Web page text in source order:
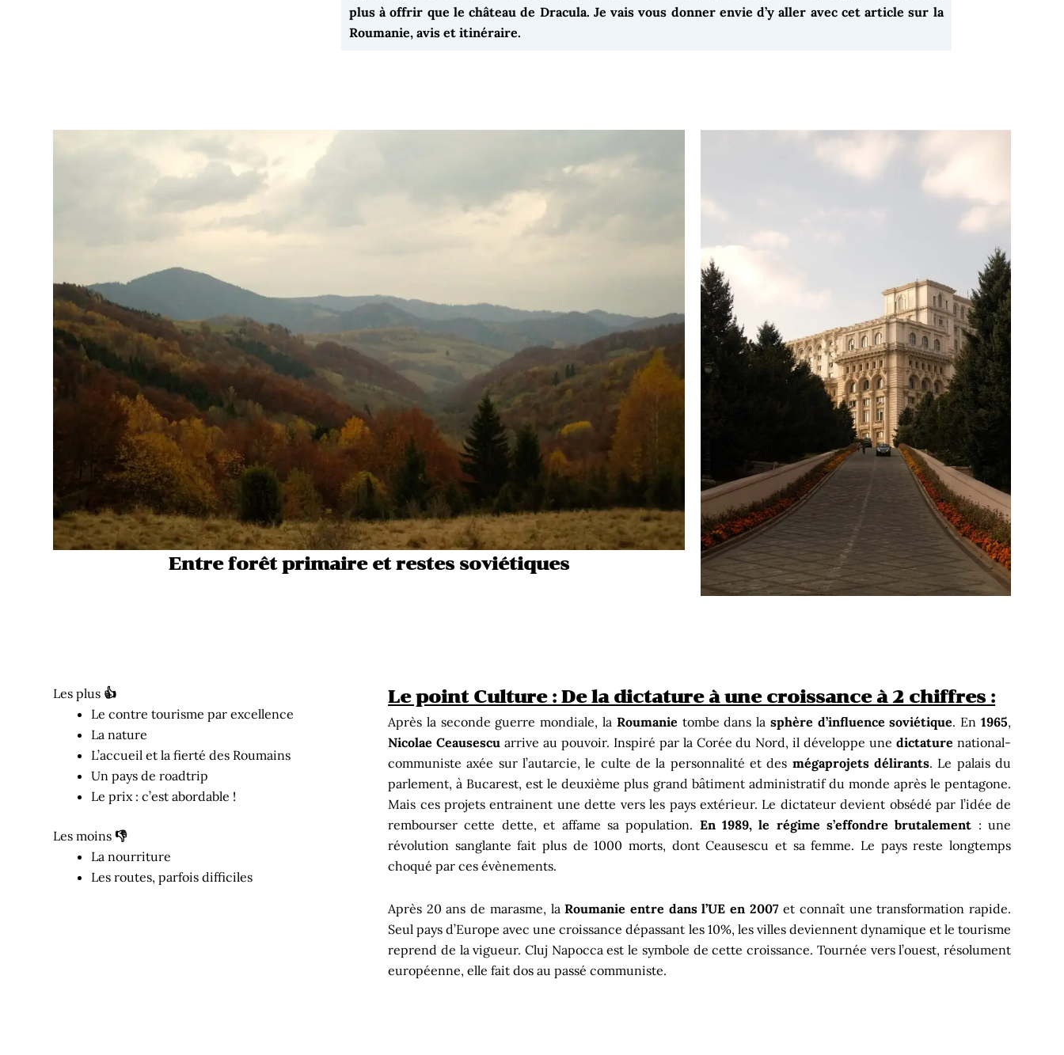
plus à offrir que le château de Dracula. Je vais vous donner envie d’y aller avec cet article sur la
Roumanie, avis et itinéraire.
Entre forêt primaire et restes soviétiques
Les plus 👍
Le contre tourisme par excellence
La nature
L’accueil et la fierté des Roumains
Un pays de roadtrip
Le prix : c’est abordable !
Les moins 👎
La nourriture
Les routes, parfois difficiles
Le point Culture : De la dictature à une croissance à 2 chiffres :
Après la seconde guerre mondiale, la Roumanie tombe dans la sphère d’influence soviétique. En1965,
Nicolae Ceausescu arrive au pouvoir. Inspiré par la Corée du Nord, il développe unedictature national-
communiste axée sur l’autarcie, le culte de la personnalité et des mégaprojets délirants. Le palais du
parlement, à Bucarest, est le deuxième plus grand bâtiment administratif du monde après le pentagone.
Mais ces projets entrainent une dette vers les pays extérieur. Le dictateur devient obsédé par l’idée de
rembourser cette dette, et affame sa population. En 1989, le régime s’effondre brutalement : une
révolution sanglante fait plus de 1000 morts, dont Ceausescu et sa femme. Le pays reste longtemps
choqué par ces évènements.
Après 20 ans de marasme, laRoumanie entre dans l’UE en 2007et connaît une transformation rapide.
Seul pays d’Europe avec une croissance dépassant les 10%, les villes deviennent dynamique et le tourisme
reprend de la vigueur. Cluj Napocca est le symbole de cette croissance. Tournée vers l’ouest, résolument
européenne, elle fait dos au passé communiste.